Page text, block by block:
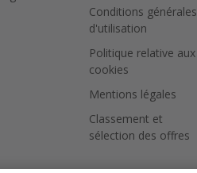
Conditions générales
d'utilisation
Politique relative aux
cookies
Mentions légales
Classement et
sélection des offres